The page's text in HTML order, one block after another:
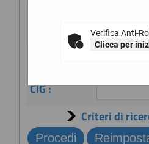
Verifica Anti-
Clicca per
appaltante :
CIG :
Criteri di